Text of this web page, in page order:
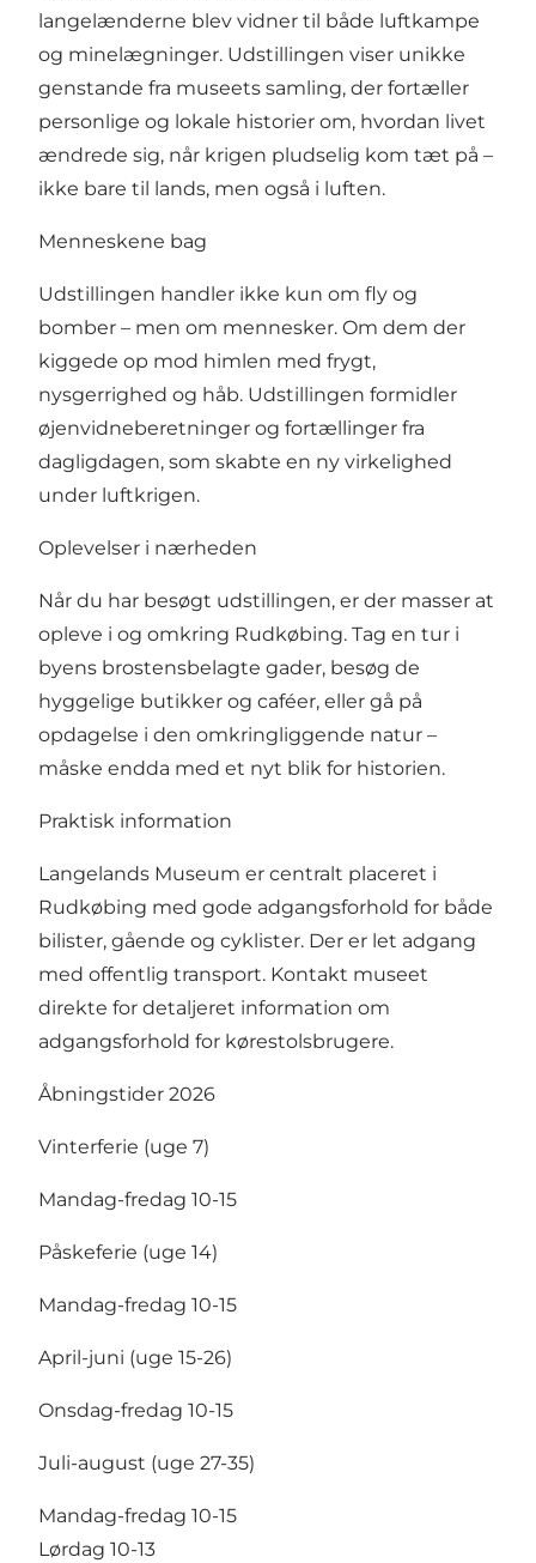
langelænderne blev vidner til både luftkampe
og minelægninger. Udstillingen viser unikke
genstande fra museets samling, der fortæller
personlige og lokale historier om, hvordan livet
ændrede sig, når krigen pludselig kom tæt på –
ikke bare til lands, men også i luften.
Menneskene bag
Udstillingen handler ikke kun om fly og
bomber – men om mennesker. Om dem der
kiggede op mod himlen med frygt,
nysgerrighed og håb. Udstillingen formidler
øjenvidneberetninger og fortællinger fra
dagligdagen, som skabte en ny virkelighed
under luftkrigen.
Oplevelser i nærheden
Når du har besøgt udstillingen, er der masser at
opleve i og omkring Rudkøbing. Tag en tur i
byens brostensbelagte gader, besøg de
hyggelige butikker og caféer, eller gå på
opdagelse i den omkringliggende natur –
måske endda med et nyt blik for historien.
Praktisk information
Langelands Museum er centralt placeret i
Rudkøbing med gode adgangsforhold for både
bilister, gående og cyklister. Der er let adgang
med offentlig transport. Kontakt museet
direkte for detaljeret information om
adgangsforhold for kørestolsbrugere.
Åbningstider 2026
Vinterferie (uge 7)
Mandag-fredag 10-15
Påskeferie (uge 14)
Mandag-fredag 10-15
April-juni (uge 15-26)
Onsdag-fredag 10-15
Juli-august (uge 27-35)
Mandag-fredag 10-15
Lørdag 10-13